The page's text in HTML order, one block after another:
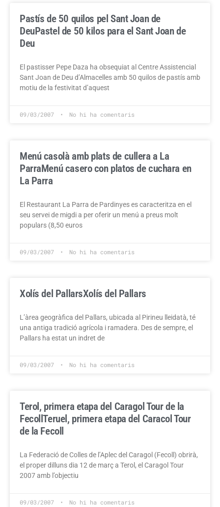
Pastís de 50 quilos pel Sant Joan de
DeuPastel de 50 kilos para el Sant Joan de
Deu
El pastisser Pepe Daza ha obsequiat al Centre Assistencial
Sant Joan de Deu d’Almacelles amb 50 quilos de pastís amb
motiu de la festivitat d’aquest
09/03/2007 No hi ha comentaris
Menú casolà amb plats de cullera a La
ParraMenú casero con platos de cuchara en
La Parra
El Restaurant La Parra de Pardinyes es caracteritza en el
seu servei de migdi a per oferir un menú a preus molt
populars (8,50 euros
09/03/2007 No hi ha comentaris
Xolís del PallarsXolís del Pallars
L’àrea geogràfica del Pallars, ubicada al Pirineu lleidatà, té
una antiga tradició agrícola i ramadera. Des de sempre, el
Pallars ha estat un indret de
09/03/2007 No hi ha comentaris
Terol, primera etapa del Caragol Tour de la
FecollTeruel, primera etapa del Caracol Tour
de la Fecoll
La Federació de Colles de l’Aplec del Caragol (Fecoll) obrirà,
el proper dilluns dia 12 de març a Terol, el Caragol Tour
2007 amb l’objectiu
09/03/2007 No hi ha comentaris